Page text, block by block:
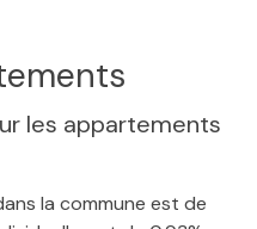
les appartements
la commune est de